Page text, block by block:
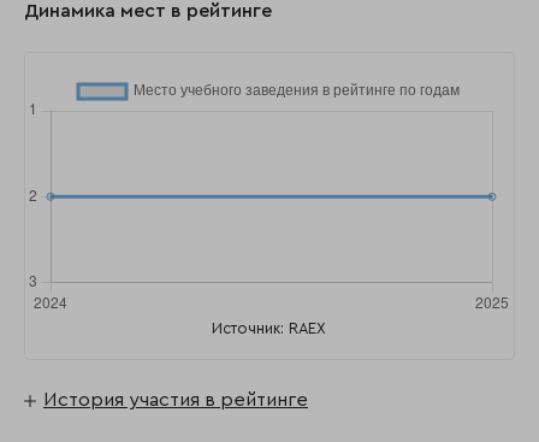
Динамика мест в рейтинге
Источник: RAEX
История участия в рейтинге